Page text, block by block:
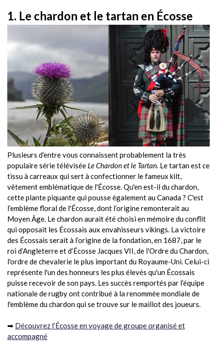
1. Le chardon et le tartan en Écosse
Plusieurs d’entre vous connaissent probablement la très
populaire série télévisée Le Chardon et le Tartan. Le tartan est ce
tissu à carreaux qui sert à confectionner le fameux kilt,
vêtement emblématique de l'Écosse. Qu'en est-il du chardon,
cette plante piquante qui pousse également au Canada ? C'est
l’emblème floral de l'Écosse, dont l’origine remonterait au
Moyen Âge. Le chardon aurait été choisi en mémoire du conflit
qui opposait les Écossais aux envahisseurs vikings. La victoire
des Écossais serait à l’origine de la fondation, en 1687, par le
roi d’Angleterre et d’Écosse Jacques VII, de l'Ordre du Chardon,
l'ordre de chevalerie le plus important du Royaume-Uni. Celui-ci
représente l'un des honneurs les plus élevés qu'un Écossais
puisse recevoir de son pays. Les succès remportés par l’équipe
nationale de rugby ont contribué à la renommée mondiale de
l'emblème du chardon qui se trouve sur le maillot des joueurs.
➡ Découvrez l’Écosse en voyage de groupe organisé et
accompagné